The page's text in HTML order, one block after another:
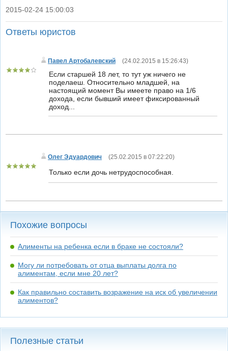
|
2015-02-24 15:00:03
Ответы юристов
Павел Артобалевский (24.02.2015 в 15:26:43)
Если старшей 18 лет, то тут уж ничего не
поделаеш. Относительно младшей, на
настоящий момент Вы имеете право на 1/6
дохода, если бывший имеет фиксированный
доход...
Олег Эдуардович (25.02.2015 в 07:22:20)
Только если дочь нетрудоспособная.
Похожие вопросы
Алименты на ребенка если в браке не состояли?
Могу ли потребовать от отца выплаты долга по
алиментам, если мне 20 лет?
Как правильно составить возражение на иск об увеличении
алиментов?
Полезные статьи